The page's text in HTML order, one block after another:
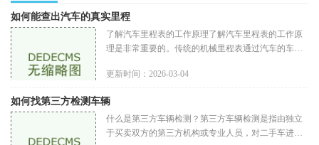
如何能查出汽车的真实里程
了解汽车里程表的工作原理了解汽车里程表的工作原
理是非常重要的。传统的机械里程表通过汽车的车轮
电子里程表的数据存储在车
更新时间：2026-03-04
如何找第三方检测车辆
什么是第三方车辆检测？第三方车辆检测是指由独立
于买卖双方的第三方机构或专业人员，对二手车进行